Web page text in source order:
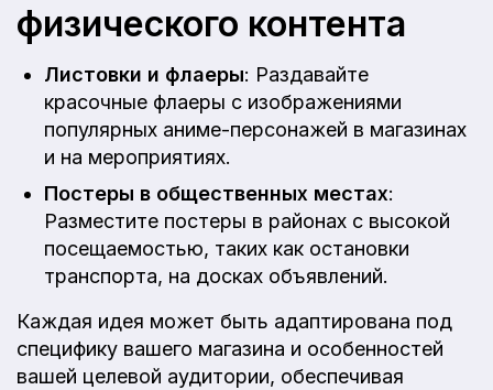
физического контента
Листовки и флаеры: Раздавайте
красочные флаеры с изображениями
популярных аниме-персонажей в магазинах
и на мероприятиях.
Постеры в общественных местах:
Разместите постеры в районах с высокой
посещаемостью, таких как остановки
транспорта, на досках объявлений.
Каждая идея может быть адаптирована под
специфику вашего магазина и особенностей
вашей целевой аудитории, обеспечивая